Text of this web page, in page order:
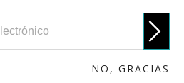
NO, GRACIAS